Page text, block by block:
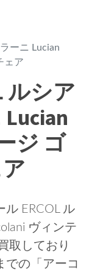
ーニ Lucian
ェア
ルシア
ジ ゴ
ERCOL ル
ヴィンテ
取しており
での「アーコ